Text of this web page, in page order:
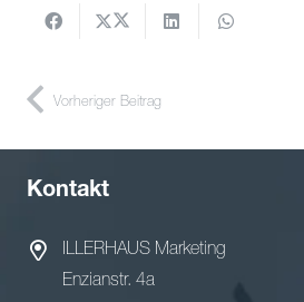
Vorheriger Beitrag
Kontakt
ILLERHAUS Marketing
Enzianstr. 4a